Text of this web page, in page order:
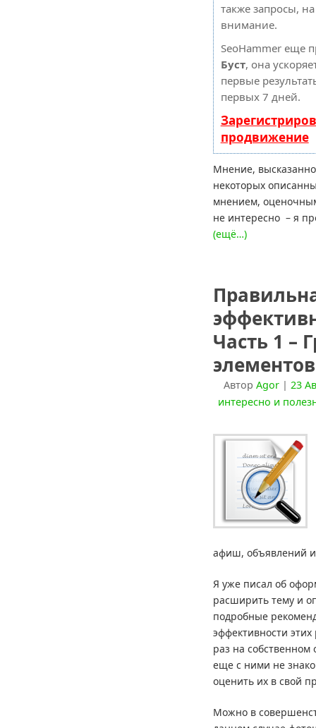
также запросы,
внимание.
SeoHammer еще
Буст, она
первые
первых 7 дней.
продвижение
Мнение,
некоторых
мнением,
не интересно – я
(ещё…)
Часть 1 –
Автор Agor | 23
интересно и
афиш, объявлений
Я уже писал об
расширить тему и
подробные
эффективности
раз на
еще с ними не
оценить их в свой
Можно в